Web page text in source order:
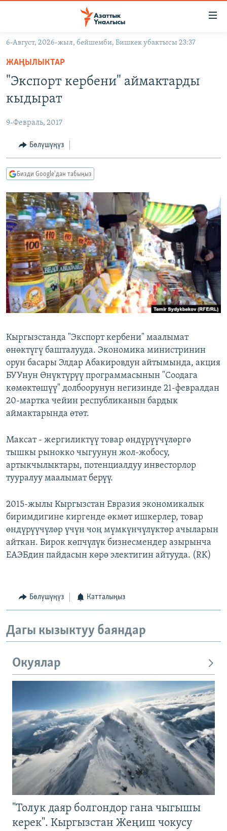
Навигацияга
өтүңүз
Издөөгө
салыңыз
КЫРГЫЗСТАН
КЫРГЫЗСТАН
ЭКОНОМИКА
МАДАНИЯТ
БОРБОР АЗИЯ
УКРАИНА
АТАЙЫН ИЛИКТӨӨ
ТВ ПРОГРАММАЛАР
ЭКСПЕРТТЕР ТАЛДАЙТ
БИЗ ЖАНА ДҮЙНӨ
ДАНИСТЕ
ЭЖЕ-СИҢДИЛЕР
АЗАТТЫК+
ЫҢГАЙСЫЗ СУРООЛОР
ӨЗГӨЧӨ ПИКИР
Русский
ОНЛАЙН ШЕРИНЕ
ЭЕ/АРнун бардык сайттары
6-Август, 2026-жыл, бейшемби, Бишкек убактысы 23:37
ЖАҢЫЛЫКТАР
"Экспорт кербени" аймактарды
кыдырат
9-Февраль, 2017
Бөлүшүңүз
Бизди Google'дан табыңыз
Кыргызстанда "Экспорт кербени" маалымат
өнөктүгү башталууда. Экономика министринин
орун басары Элдар Абакировдун айтымында, акция
БУУнун Өнүктүрүү программасынын "Соодага
көмөктөшүү" долбоорунун негизинде 21-февралдан
20-мартка чейин республиканын бардык
аймактарында өтөт.
Максат - жергиликтүү товар өндүрүүчүлөргө
тышкы рынокко чыгуунун жол-жобосу,
артыкчылыктары, потенциалдуу инвесторлор
тууралуу маалымат берүү.
2015-жылы Кыргызстан Евразия экономикалык
биримдигине киргенде өкмөт ишкерлер, товар
өндүрүүчүлөр үчүн чоң мүмкүнчүлүктөр ачыларын
айткан. Бирок көпчүлүк бизнесмендер азырынча
ЕАЭБдин пайдасын көрө электигин айтууда. (RK)
Бөлүшүңүз Катталыңыз
Дагы кызыктуу баяндар
Окуялар
"Толук даяр болгондор гана чыгышы
керек". Кыргызстан Жеңиш чокусу